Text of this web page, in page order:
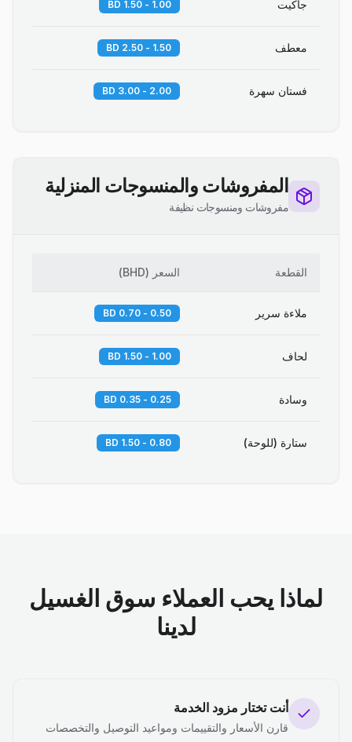
جاكيت 1.00 - 1.50 BD
معطف 1.50 - 2.50 BD
فستان سهرة 2.00 - 3.00 BD
المفروشات والمنسوجات المنزلية
مفروشات ومنسوجات نظيفة
القطعة السعر (
BHD
)
ملاءة سرير 0.50 - 0.70 BD
لحاف 1.00 - 1.50 BD
وسادة 0.25 - 0.35 BD
ستارة (للوحة) 0.80 - 1.50 BD
لماذا يحب العملاء سوق الغسيل
لدينا
أنت تختار مزود الخدمة
قارن الأسعار والتقييمات ومواعيد التوصيل والتخصصات